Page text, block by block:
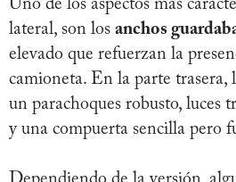
Uno de los aspectos más
lateral, son los anchos
elevado que refuerzan la
camioneta. En la parte trasera,
un parachoques robusto, luces
y una compuerta sencilla pero